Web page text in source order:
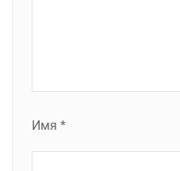
Имя *